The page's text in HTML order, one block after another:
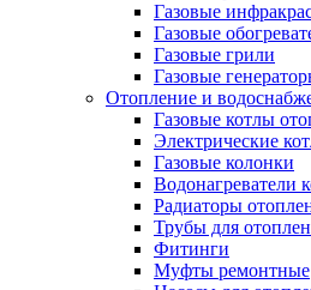
Газовые
Газовые
Газовые грили
Газовые
Отопление и
Газовые котлы
Электрические
Газовые колонки
Водонагреватели
Радиаторы
Трубы для
Фитинги
Муфты ремонтные